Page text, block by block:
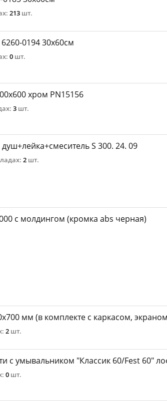
213 шт.
0194 30х60см
0 шт.
хром PN15156
3 шт.
S 300. 24. 09
2 шт.
с молдингом (кромка abs черная)
мм (в комплекте с каркасом,
2 шт.
с умывальником "Классик 60/Fest 60"
0 шт.